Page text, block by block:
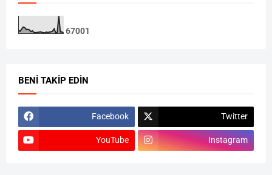
67001
BENI TAKIP EDIN
Facebook Twitter
YouTube Instagram